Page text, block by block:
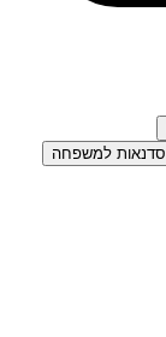
סדנאות למשפחה